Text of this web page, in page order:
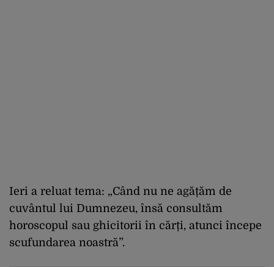
Ieri a reluat tema: „Când nu ne agățăm de
cuvântul lui Dumnezeu, însă consultăm
horoscopul sau ghicitorii în cărți, atunci începe
scufundarea noastră”.